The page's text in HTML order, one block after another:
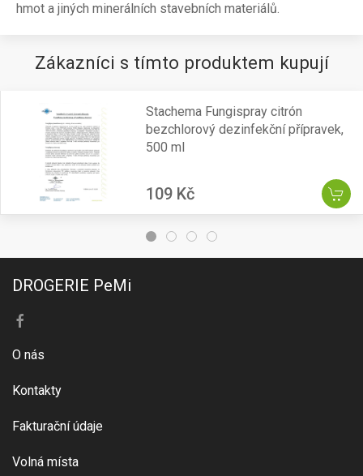
hmot a jiných minerálních stavebních materiálů.
Zákazníci s tímto produktem kupují
Stachema Fungispray citrón
bezchlorový dezinfekční přípravek,
500 ml
109 Kč
DROGERIE PeMi
O nás
Kontakty
Fakturační údaje
Volná místa